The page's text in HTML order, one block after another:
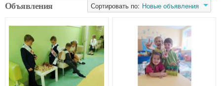
Сортировать по: Новые объявления
Объявления